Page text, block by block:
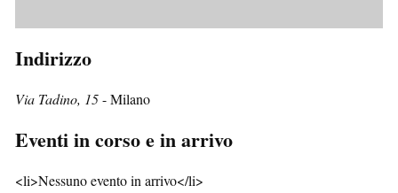
Indirizzo
Via Tadino, 15- Milano
Eventi in corso e in arrivo
<li>Nessuno evento in arrivo</li>